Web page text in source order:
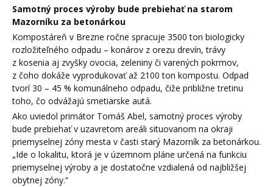
Samotný proces výroby bude prebiehať na starom
Mazorníku za betonárkou
Kompostáreň v Brezne ročne spracuje 3500 ton biologicky
rozložiteľného odpadu – konárov z orezu drevín, trávy
z kosenia aj zvyšky ovocia, zeleniny či varených pokrmov,
z čoho dokáže vyprodukovať až 2100 ton kompostu. Odpad
tvorí 30 – 45 % komunálneho odpadu, čiže približne tretinu
toho, čo odvážajú smetiarske autá.
Ako uviedol primátor Tomáš Abel, samotný proces výroby
bude prebiehať v uzavretom areáli situovanom na okraji
priemyselnej zóny mesta v časti starý Mazorník za betonárkou.
„Ide o lokalitu, ktorá je v územnom pláne určená na funkciu
priemyselnej výroby a je dostatočne vzdialená od najbližšej
obytnej zóny.“